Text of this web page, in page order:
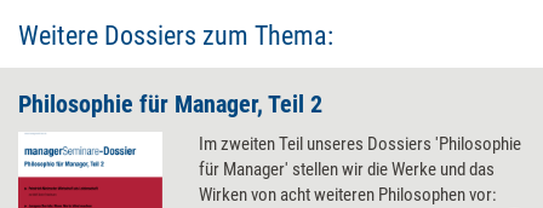
Weitere Dossiers zum Thema:
Philosophie für Manager, Teil 2
Im zweiten Teil unseres Dossiers 'Philosophie
für Manager' stellen wir die Werke und das
Wirken von acht weiteren Philosophen vor: